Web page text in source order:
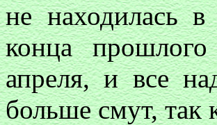
не находилась
конца
апреля, и все
больше смут, так